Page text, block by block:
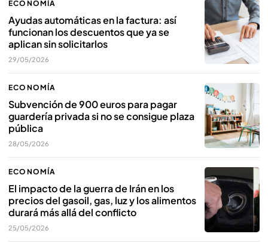
ECONOMÍA
Ayudas automáticas en la factura: así
funcionan los descuentos que ya se
aplican sin solicitarlos
29/05/2026
ECONOMÍA
Subvención de 900 euros para pagar
guardería privada si no se consigue plaza
pública
28/05/2026
ECONOMÍA
El impacto de la guerra de Irán en los
precios del gasoil, gas, luz y los alimentos
durará más allá del conflicto
25/05/2026